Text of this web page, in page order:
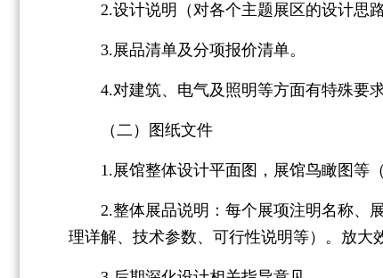
2.设计说明（对各个主题展区的设计思路
3.展品清单及分项报价清单。
4.对建筑、电气及照明等方面有特殊要求
（二）图纸文件
1.展馆整体设计平面图，展馆鸟瞰图等（
2.整体展品说明：每个展项注明名称、展
理详解、技术参数、可行性说明等）。放大